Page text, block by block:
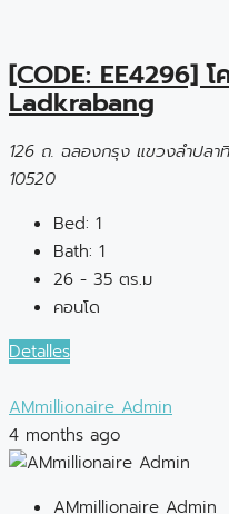
[CODE: EE4296]
Ladkrabang
126 ถ. ฉลองกรุง แขวงลำปลา
10520
Bed: 1
Bath: 1
26 - 35 ตร.ม
คอนโด
Detalles
AMmillionaire Admin
4 months ago
AMmillionaire Admin